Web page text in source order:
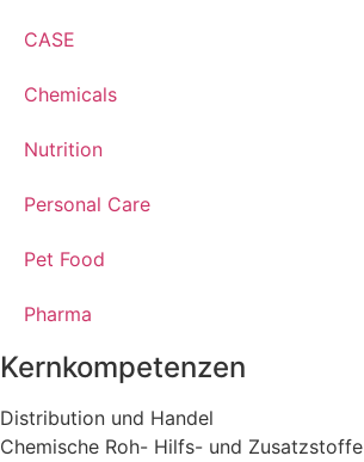
CASE
Chemicals
Nutrition
Personal Care
Pet Food
Pharma
Kernkompetenzen
Distribution und Handel
Chemische Roh- Hilfs- und Zusatzstoffe